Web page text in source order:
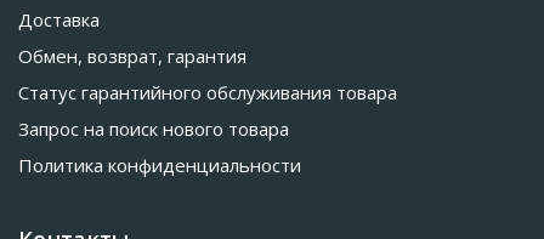
Доставка
Обмен, возврат, гарантия
Статус гарантийного обслуживания товара
Запрос на поиск нового товара
Политика конфиденциальности